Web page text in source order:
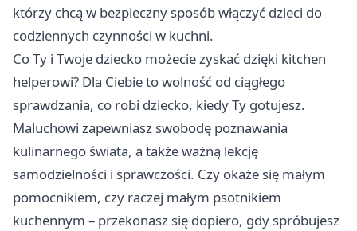
którzy chcą w bezpieczny sposób włączyć dzieci do
codziennych czynności w kuchni.
Co Ty i Twoje dziecko możecie zyskać dzięki kitchen
helperowi? Dla Ciebie to wolność od ciągłego
sprawdzania, co robi dziecko, kiedy Ty gotujesz.
Maluchowi zapewniasz swobodę poznawania
kulinarnego świata, a także ważną lekcję
samodzielności i sprawczości. Czy okaże się małym
pomocnikiem, czy raczej małym psotnikiem
kuchennym – przekonasz się dopiero, gdy spróbujesz